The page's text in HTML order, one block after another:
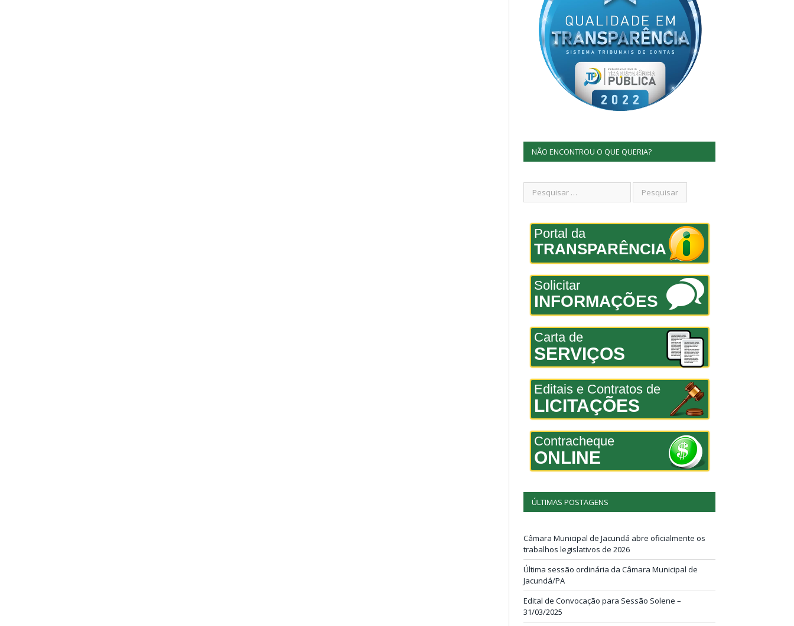
NÃO ENCONTROU O QUE QUERIA?
Portal da
TRANSPARÊNCIA
Solicitar
INFORMAÇÕES
Carta de
SERVIÇOS
Editais e Contratos de
LICITAÇÕES
Contracheque
ONLINE
ÚLTIMAS POSTAGENS
Câmara Municipal de Jacundá abre oficialmente os
trabalhos legislativos de 2026
Última sessão ordinária da Câmara Municipal de
Jacundá/PA
Edital de Convocação para Sessão Solene –
31/03/2025